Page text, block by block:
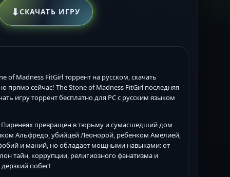
⬇СКАЧАТЬ ИГРУ
of Madness FitGirl торрент на русском, скачать
прямо сейчас! The Stone of Madness FitGirl последняя
игру торрент бесплатно для PC с русским языком
Пиренеях превращён в тюрьму и сумасшедший дом
Альфредо, убийцей Леонорой, ребенком Амелией,
и маний, но обладает мощными навыками: от
тайн, коррупции, религиозного фанатизма и
побег!